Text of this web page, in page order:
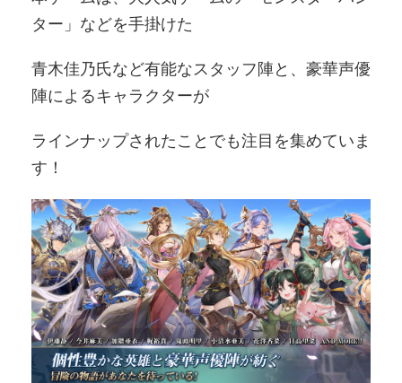
ター」などを手掛けた
青木佳乃氏など有能なスタッフ陣と、豪華声優
陣によるキャラクターが
ラインナップされたことでも注目を集めていま
す！